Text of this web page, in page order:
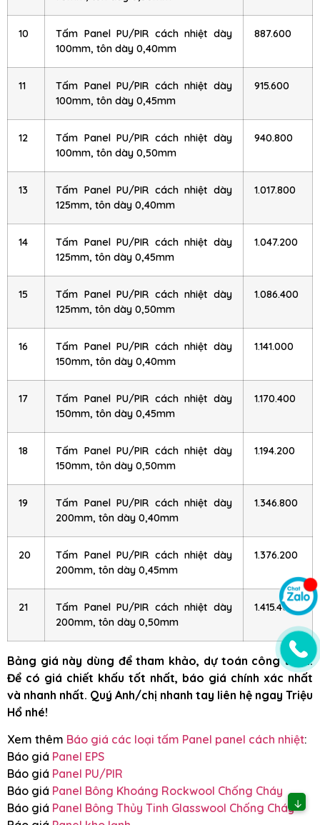
10
Tấm Panel PU/PIR cách nhiệt dày
100mm, tôn dày 0,40mm
887.600
11
Tấm Panel PU/PIR cách nhiệt dày
100mm, tôn dày 0,45mm
915.600
12
Tấm Panel PU/PIR cách nhiệt dày
100mm, tôn dày 0,50mm
940.800
13
Tấm Panel PU/PIR cách nhiệt dày
125mm, tôn dày 0,40mm
1.017.800
14
Tấm Panel PU/PIR cách nhiệt dày
125mm, tôn dày 0,45mm
1.047.200
15
Tấm Panel PU/PIR cách nhiệt dày
125mm, tôn dày 0,50mm
1.086.400
16
Tấm Panel PU/PIR cách nhiệt dày
150mm, tôn dày 0,40mm
1.141.000
17
Tấm Panel PU/PIR cách nhiệt dày
150mm, tôn dày 0,45mm
1.170.400
18
Tấm Panel PU/PIR cách nhiệt dày
150mm, tôn dày 0,50mm
1.194.200
19
Tấm Panel PU/PIR cách nhiệt dày
200mm, tôn dày 0,40mm
1.346.800
20
Tấm Panel PU/PIR cách nhiệt dày
200mm, tôn dày 0,45mm
1.376.200
21
Tấm Panel PU/PIR cách nhiệt dày
200mm, tôn dày 0,50mm
1.415.400
Bảng giá này dùng để tham khảo, dự toán công trình.
Để có giá chiết khấu tốt nhất, báo giá chính xác nhất
và nhanh nhất. Quý Anh/chị nhanh tay liên hệ ngay Triệu
Hổ nhé!
Xem thêm Báo giá các loại tấm Panel panel cách nhiệt:
Báo giá Panel EPS
Báo giá Panel PU/PIR
Báo giá Panel Bông Khoáng Rockwool Chống Cháy
Báo giá Panel Bông Thủy Tinh Glasswool Chống Cháy↓